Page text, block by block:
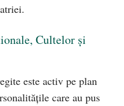
Cultelor și
este activ pe plan
care au pus